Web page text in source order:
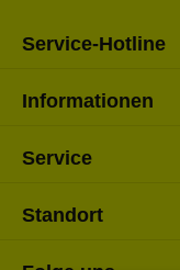
Service-Hotline
Informationen
Service
Standort